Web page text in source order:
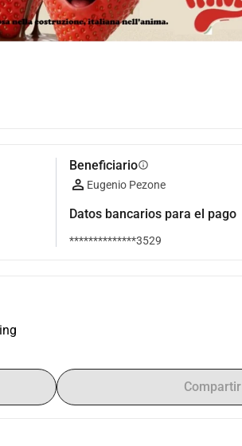
Beneficiarioinfo
Eugenio Pezone
Datos bancarios para el pago
**************3529
Compartir